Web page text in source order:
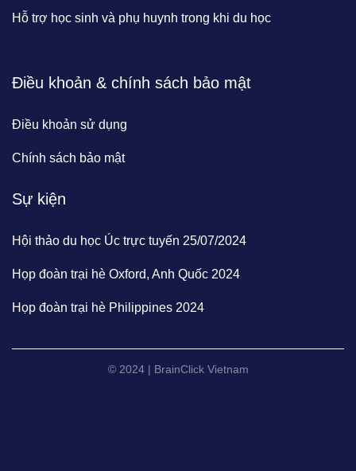
Hỗ trợ học sinh và phụ huynh trong khi du học
Điều khoản & chính sách bảo mật
Điều khoản sử dụng
Chính sách bảo mật
Sự kiện
Hội thảo du học Úc trực tuyến 25/07/2024
Họp đoàn trại hè Oxford, Anh Quốc 2024
Họp đoàn trại hè Philippines 2024
© 2024 | BrainClick Vietnam